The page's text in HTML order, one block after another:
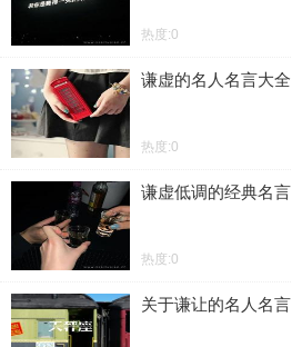
热度:0
谦虚的名人名言大全
热度:0
谦虚低调的经典名言
热度:0
关于谦让的名人名言